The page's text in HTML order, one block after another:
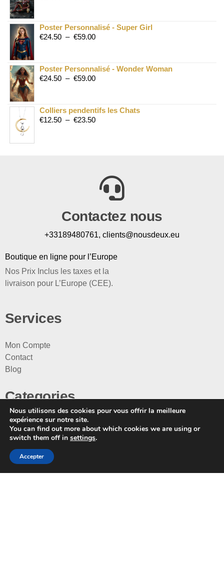
Poster Personnalisé - Super Girl
€24.50 – €59.00
Poster Personnalisé - Wonder Woman
€24.50 – €59.00
Colliers pendentifs les Chats
€12.50 – €23.50
Contactez nous
+33189480761, clients@nousdeux.eu
Boutique en ligne pour l’Europe
Nos Prix Inclus les taxes et la
livraison pour L’Europe (CEE).
Services
Mon Compte
Contact
Blog
Categories
Pour Elle
Pour Lui
Pour les Enfants
La boutique
Nous utilisons des cookies pour vous offrir la meilleure
expérience sur notre site.
You can find out more about which cookies we are using or
switch them off in settings.
Accepter